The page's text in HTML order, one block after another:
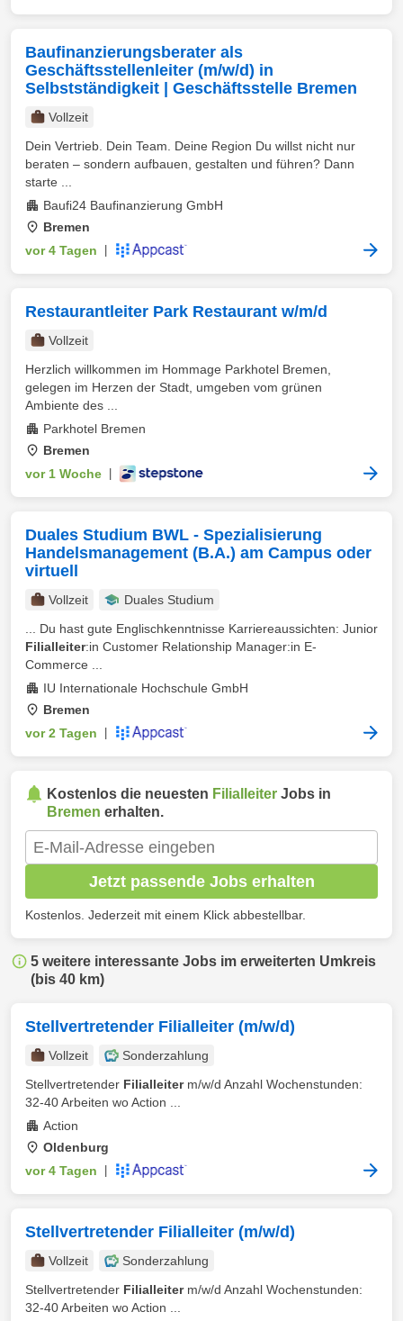
Baufinanzierungsberater als
Geschäftsstellenleiter (m/w/d) in
Selbstständigkeit | Geschäftsstelle Bremen
Vollzeit
Dein Vertrieb. Dein Team. Deine Region Du willst nicht nur
beraten – sondern aufbauen, gestalten und führen? Dann
starte ...
Baufi24 Baufinanzierung GmbH
Bremen
vor 4 Tagen
Restaurantleiter Park Restaurant w/m/d
Vollzeit
Herzlich willkommen im Hommage Parkhotel Bremen,
gelegen im Herzen der Stadt, umgeben vom grünen
Ambiente des ...
Parkhotel Bremen
Bremen
vor 1 Woche
Duales Studium BWL - Spezialisierung
Handelsmanagement (B.A.) am Campus oder
virtuell
Vollzeit
Duales Studium
... Du hast gute Englischkenntnisse Karriereaussichten: Junior
Filialleiter:in Customer Relationship Manager:in E-
Commerce ...
IU Internationale Hochschule GmbH
Bremen
vor 2 Tagen
Kostenlos die neuesten Filialleiter Jobs in
Bremen erhalten.
Jetzt passende Jobs erhalten
Kostenlos. Jederzeit mit einem Klick abbestellbar.
5 weitere interessante Jobs im erweiterten Umkreis
(bis 40 km)
Stellvertretender Filialleiter (m/w/d)
Vollzeit
Sonderzahlung
Stellvertretender Filialleiterm/w/d Anzahl Wochenstunden:
32-40 Arbeiten wo Action ...
Action
Oldenburg
vor 4 Tagen
Stellvertretender Filialleiter (m/w/d)
Vollzeit
Sonderzahlung
Stellvertretender Filialleiterm/w/d Anzahl Wochenstunden:
32-40 Arbeiten wo Action ...